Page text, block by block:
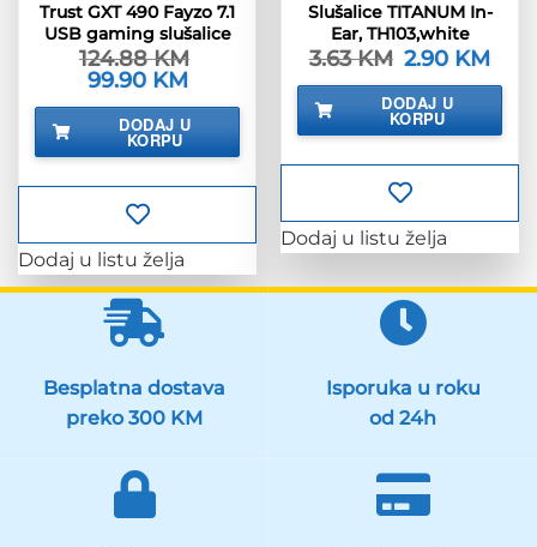
Trust GXT 490 Fayzo 7.1
USB gaming slušalice
124.88KM
Izvorna
cijena
bila
124.88 KM.
99.90 KM
je:
99.90 KM.
DODAJ U
KORPU
Dodaj u listu želja
Slušalice TITANUM In-
Ear, TH103,white
3.63KM Izvorna
cijena
bila
je:
3.63 KM.
2.90 KM
je:
DODAJ U
KORPU
Dodaj u listu želja
Besplatna dostava
preko 300 KM
Isporuka u roku
od 24h